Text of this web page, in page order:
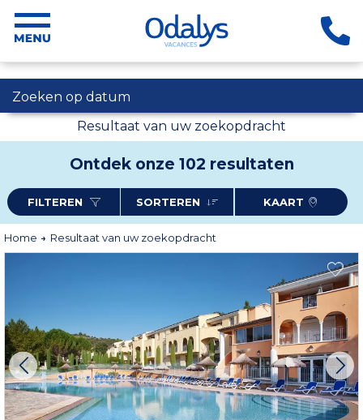
Zoeken op datum
Resultaat van uw zoekopdracht
Ontdek onze 102 resultaten
FILTEREN SORTEREN KAART
Home Resultaat van uw zoekopdracht